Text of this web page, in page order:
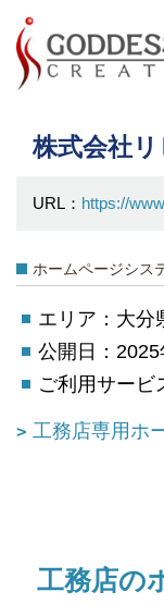
株式会社
URL： https://
ホームページシス
エリア：大分
公開日：2025
ご利用サービ
工務店専用ホ
工務店の